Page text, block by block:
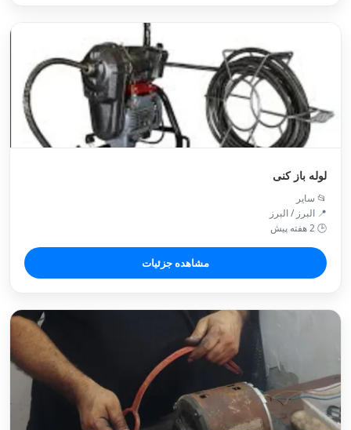
لوله باز کنی
📂 سایر
📍 البرز / البرز
🕒 2 هفته پیش
مشاهده جزئیات